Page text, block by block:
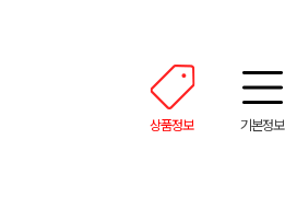
상품정보 기본정보